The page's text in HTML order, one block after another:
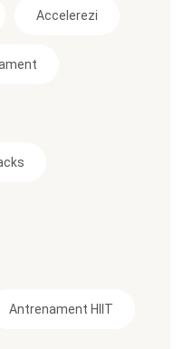
Accelerezi
Antrenament HIIT